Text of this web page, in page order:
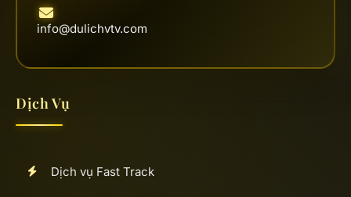
info@dulichvtv.com
Dịch Vụ
Dịch vụ Fast Track